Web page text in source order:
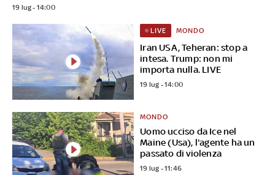
19 lug - 14:00
Iran USA, Teheran: stop a
intesa. Trump: non mi
importa nulla. LIVE
LIVE MONDO
19 lug - 14:00
Uomo ucciso da Ice nel
Maine (Usa), l'agente ha un
passato di violenza
MONDO
19 lug - 11:46